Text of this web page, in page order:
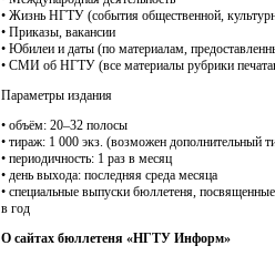
• Жизнь НГТУ (события общественной,
• Приказы, вакансии
• Юбилеи и даты (по материалам,
• СМИ об НГТУ (все материалы рубрики
Параметры издания
• объём: 20–32 полосы
• тираж: 1 000 экз. (возможен дополнительный
• периодичность: 1 раз в месяц
• день выхода: последняя среда месяца
• специальные выпуски бюллетеня,
в год
О сайтах бюллетеня «НГТУ Информ»